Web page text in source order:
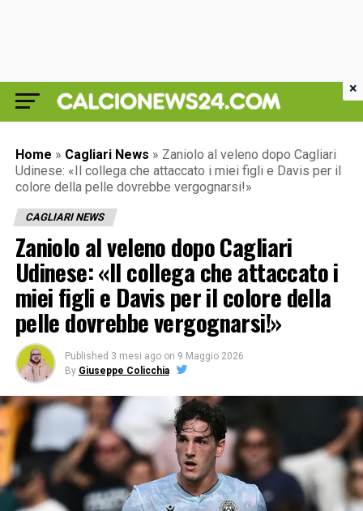
Home » Cagliari News » Zaniolo al veleno dopo Cagliari
Udinese: «Il collega che attaccato i miei figli e Davis per il
colore della pelle dovrebbe vergognarsi!»
CAGLIARI NEWS
Zaniolo al veleno dopo Cagliari
Udinese: «Il collega che attaccato i
miei figli e Davis per il colore della
pelle dovrebbe vergognarsi!»
Published 3 mesi ago on 9 Maggio 2026
By Giuseppe Colicchia
×